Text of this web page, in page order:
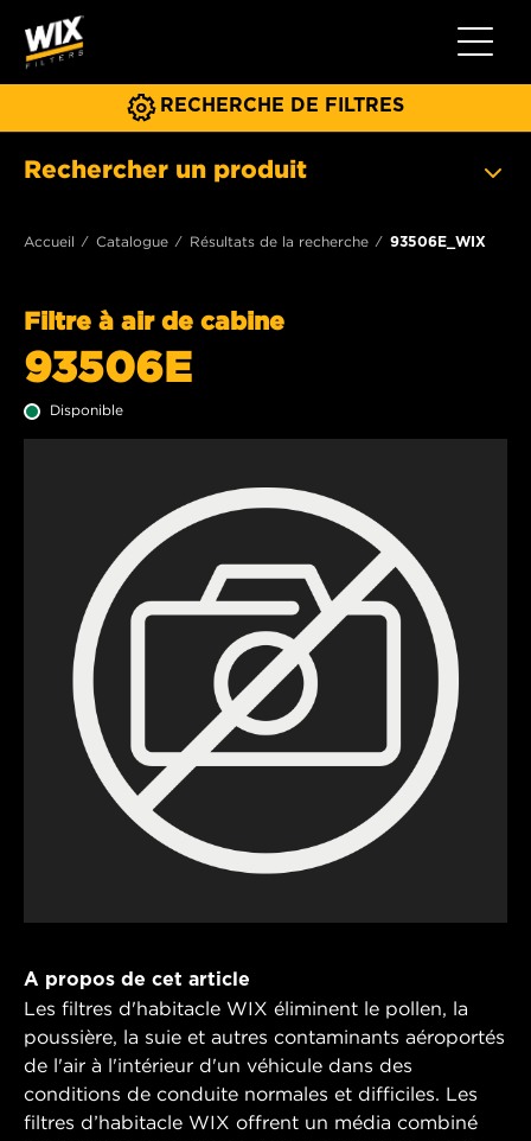
Toggle
RECHERCHE DE FILTRES
Rechercher un produit
Accueil Catalogue Résultats de la recherche 93506E_WIX
Filtre à air de cabine
93506E
Disponible
A propos de cet article
Les filtres d'habitacle WIX éliminent le pollen, la
poussière, la suie et autres contaminants aéroportés
de l'air à l'intérieur d'un véhicule dans des
conditions de conduite normales et difficiles. Les
filtres d’habitacle WIX offrent un média combiné